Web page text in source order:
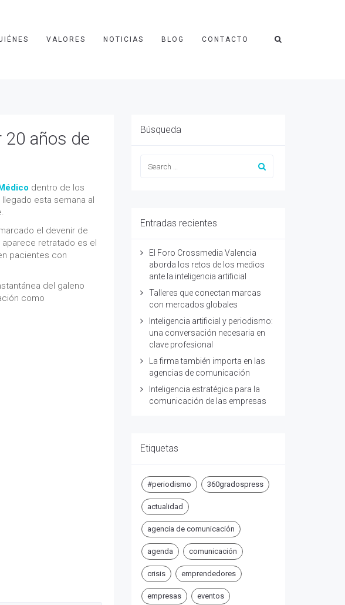
VALORES NOTICIAS BLOG CONTACTO
20 años de
dentro de los
llegado esta semana al
el devenir de
retratado es el
pacientes con
del galeno
como
Búsqueda
Entradas recientes
El Foro Crossmedia Valencia
aborda los retos de los medios
ante la inteligencia artificial
Talleres que conectan marcas
con mercados globales
Inteligencia artificial y periodismo:
una conversación necesaria en
clave profesional
La firma también importa en las
agencias de comunicación
Inteligencia estratégica para la
comunicación de las empresas
Etiquetas
#periodismo 360gradospress
actualidad
agencia de comunicación
agenda comunicación
crisis emprendedores
empresas eventos